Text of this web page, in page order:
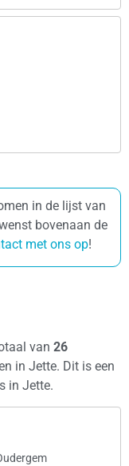
in de lijst van
bovenaan de
met ons op!
van 26
in Jette. Dit is een
in Jette.